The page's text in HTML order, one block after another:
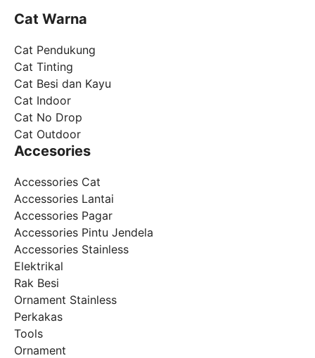
Cat Warna
Cat Pendukung
Cat Tinting
Cat Besi dan Kayu
Cat Indoor
Cat No Drop
Cat Outdoor
Accesories
Accessories Cat
Accessories Lantai
Accessories Pagar
Accessories Pintu Jendela
Accessories Stainless
Elektrikal
Rak Besi
Ornament Stainless
Perkakas
Tools
Ornament